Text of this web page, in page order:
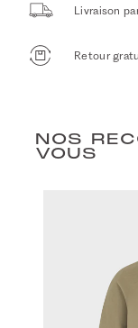
Livraison
Retour
NOS
VOUS